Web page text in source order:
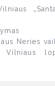
Neries